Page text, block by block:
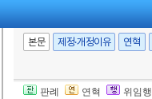
한 법률
21., 일부개정]
본문 제정·개정이유 연혁
판례 연혁 위임